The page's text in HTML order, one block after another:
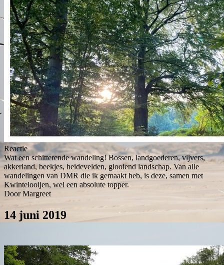
Reactie
Wat een schitterende wandeling! Bossen, landgoederen, vijvers,
akkerland, beekjes, heidevelden, glooiend landschap. Van alle
wandelingen van DMR die ik gemaakt heb, is deze, samen met
Kwintelooijen, wel een absolute topper.
Door Margreet
14 juni 2019